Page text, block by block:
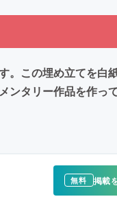
。この埋め立てを白
ンタリー作品を作っ
無料 掲載